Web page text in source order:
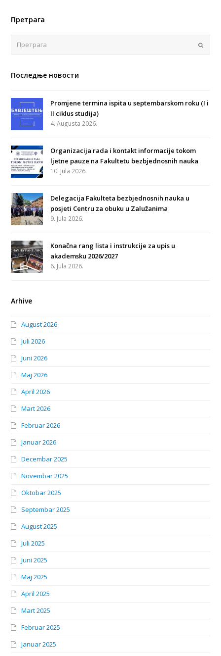
Претрага
Последње новости
Promjene termina ispita u septembarskom roku (I i
II ciklus studija)
4. Augusta 2026.
Organizacija rada i kontakt informacije tokom
ljetne pauze na Fakultetu bezbjednosnih nauka
10. Jula 2026.
Delegacija Fakulteta bezbjednosnih nauka u
posjeti Centru za obuku u Zalužanima
9. Jula 2026.
Konačna rang lista i instrukcije za upis u
akademsku 2026/2027
6. Jula 2026.
Arhive
August 2026
Juli 2026
Juni 2026
Maj 2026
April 2026
Mart 2026
Februar 2026
Januar 2026
Decembar 2025
Novembar 2025
Oktobar 2025
Septembar 2025
August 2025
Juli 2025
Juni 2025
Maj 2025
April 2025
Mart 2025
Februar 2025
Januar 2025